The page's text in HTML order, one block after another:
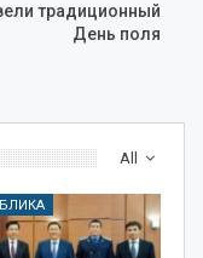
традиционный
День поля
All